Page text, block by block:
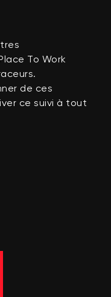
To Work
de ces
ce suivi à tout